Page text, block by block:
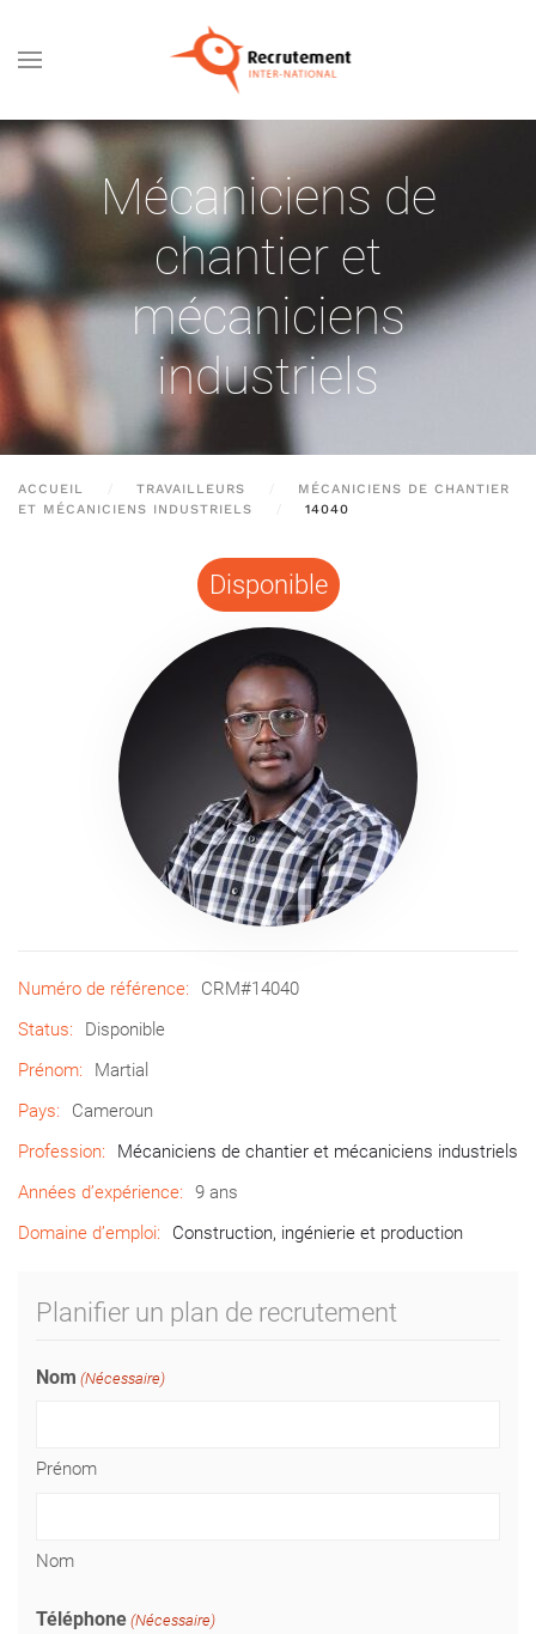
Passer au contenu principal
Mécaniciens de
chantier et
mécaniciens
industriels
ACCUEIL TRAVAILLEURS
MÉCANICIENS DE CHANTIER
ET MÉCANICIENS INDUSTRIELS
14040
Disponible
Numéro de référence:
CRM#14040
Status:
Disponible
Prénom:
Martial
Pays:
Cameroun
Profession:
Mécaniciens de chantier et mécaniciens industriels
Années d’expérience:
9 ans
Domaine d’emploi:
Construction, ingénierie et production
Planifier un plan de recrutement
Nom (Nécessaire)
Prénom
Nom
Téléphone (Nécessaire)